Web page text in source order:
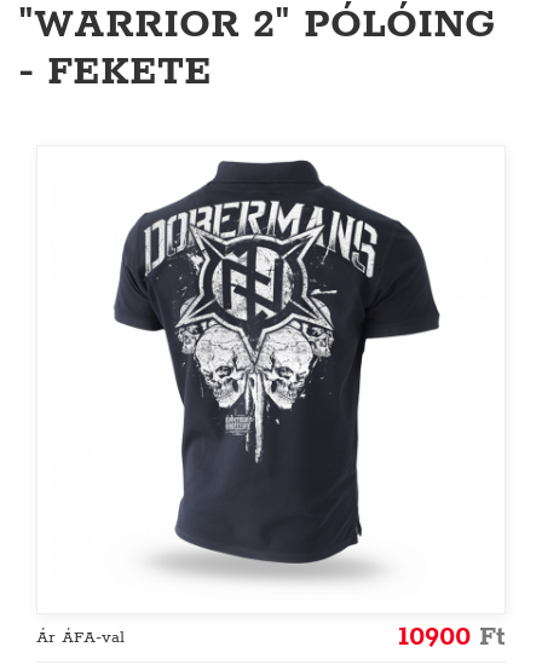
"WARRIOR 2" PÓLÓING
- FEKETE
Ár ÁFA-val 10900 Ft